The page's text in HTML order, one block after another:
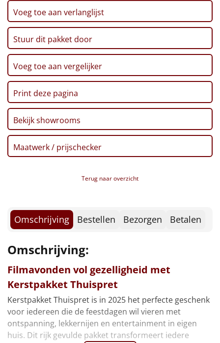
Artikel
Hitster NIEUW
Pizzarette
Tas
Wake up light
NIEUW
Borrelplank
Warmtekussen
NIEUW
POPULAIR
Deken (fleece plaid)
Alle artikelen
Overige
Ideeën
Personeel
Doe het zelf
Stroopwafel, 64 gr, 2 st
Maltesers, 37 gr
Kitkat, 41,5 gr
Pepermunt, 65 gr
M&M Crispy, 36 gr
Kerst chocolade, 40 gr
Côte d'or, 10 gr, 2 st
Kerstkaart 'Happy Holidays'
Verpakt in een feestelijke kerstdoos, 39 x 29 x 12,6
cm
Voeg toe aan verlanglijst
Stuur dit pakket door
Voeg toe aan vergelijker
Print deze pagina
Bekijk showrooms
Maatwerk / prijschecker
Terug naar overzicht
Omschrijving Bestellen Bezorgen Betalen
Omschrijving:
Filmavonden vol gezelligheid met
Kerstpakket Thuispret
Kerstpakket Thuispret is in 2025 het perfecte geschenk
voor iedereen die de feestdagen wil vieren met
ontspanning, lekkernijen en entertainment in eigen
huis. Dit rijk gevulde pakket transformeert iedere